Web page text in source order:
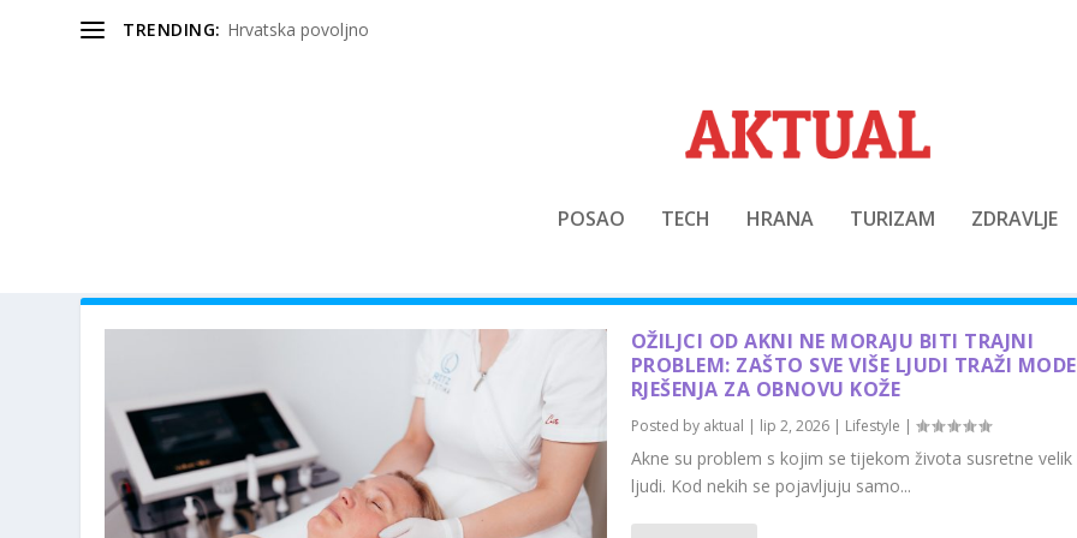
TRENDING: Hrvatska povoljno
POSAO TECH HRANA TURIZAM ZDRAVLJE
OŽILJCI OD AKNI NE MORAJU BITI TRAJNI
PROBLEM: ZAŠTO SVE VIŠE LJUDI TRAŽI
RJEŠENJA ZA OBNOVU KOŽE
Posted by aktual | lip 2, 2026| Lifestyle |
Akne su problem s kojim se tijekom života susretne velik
ljudi. Kod nekih se pojavljuju samo...